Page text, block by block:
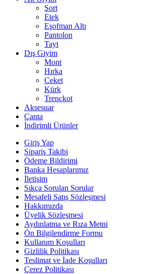
Şort
Etek
Eşofman Altı
Pantolon
Tayt
Dış Giyim
Mont
Hırka
Ceket
Kürk
Trençkot
Aksesuar
Çanta
İndirimli Ürünler
Giriş Yap
Sipariş Takibi
Ödeme Bildirimi
Banka Hesaplarımız
İletişim
Sıkça Sorulan Sorular
Mesafeli Satış Sözleşmesi
Hakkımızda
Üyelik Sözleşmesi
Aydınlatma ve Rıza Metni
Ön Bilgilendirme Formu
Kullanım Koşulları
Gizlilik Politikası
Teslimat ve İade Koşulları
Çerez Politikası